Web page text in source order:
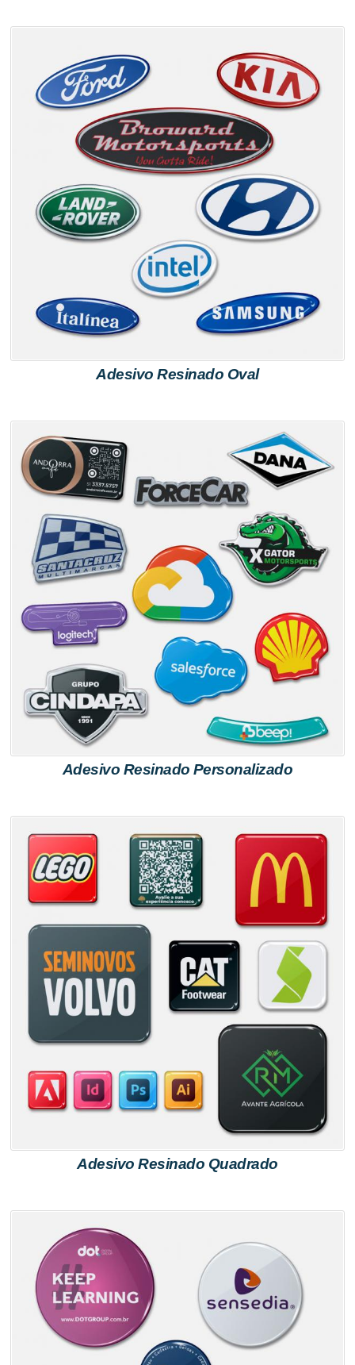
Adesivo Resinado Oval
Adesivo Resinado Personalizado
Adesivo Resinado Quadrado